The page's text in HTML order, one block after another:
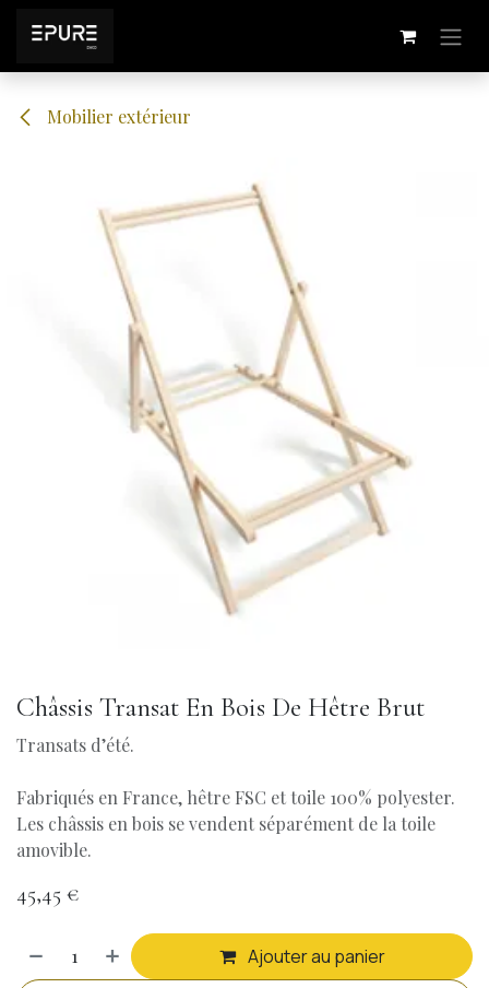
Mobilier extérieur
Châssis Transat En Bois De Hêtre Brut
Transats d’été.
Fabriqués en France, hêtre FSC et toile 100% polyester.
Les châssis en bois se vendent séparément de la toile
amovible.
45,45 €
Ajouter au panier